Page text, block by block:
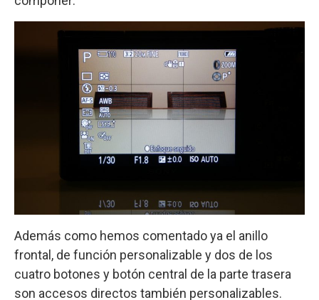
Además como hemos comentado ya el anillo
frontal, de función personalizable y dos de los
cuatro botones y botón central de la parte trasera
son accesos directos también personalizables.